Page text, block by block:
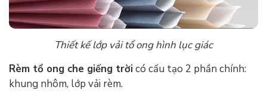
Thiết kế lớp vải tổ ong hình lục giác
Rèm tổ ong che giếng trờicó cấu tạo 2 phần chính:
khung nhôm, lớp vải rèm.